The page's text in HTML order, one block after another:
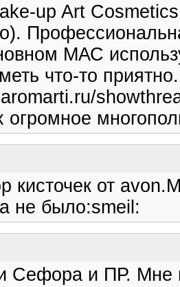
up Art
МАС
что-то
огромное
кисточек от
не было:smeil:
Сефора и ПР. Мне